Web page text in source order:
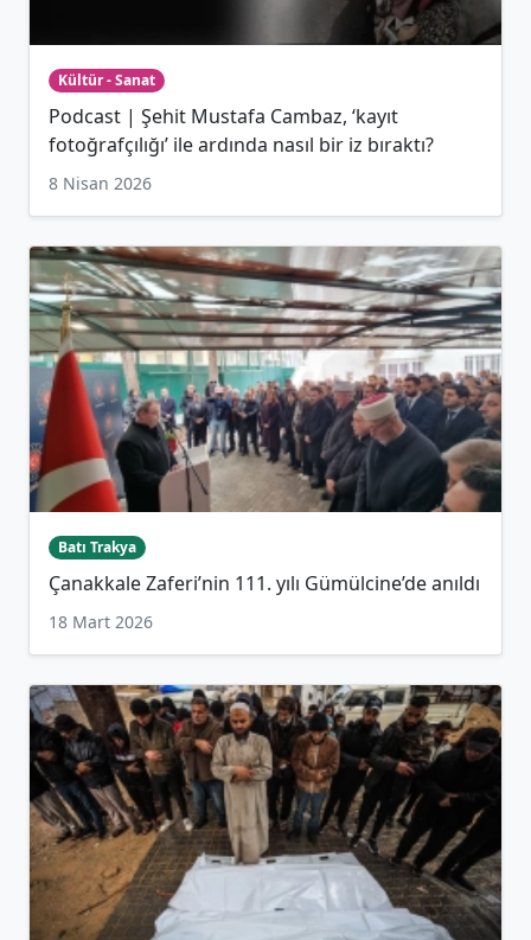
Kültür - Sanat
Podcast | Şehit Mustafa Cambaz, ‘kayıt
fotoğrafçılığı’ ile ardında nasıl bir iz bıraktı?
8 Nisan 2026
Batı Trakya
Çanakkale Zaferi’nin 111. yılı Gümülcine’de anıldı
18 Mart 2026